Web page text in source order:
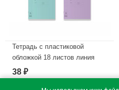
Тетрадь с пластиковой
обложкой 18 листов линия
ErichKrause Классика
CoverPrо ассорти текстура
38 ₽